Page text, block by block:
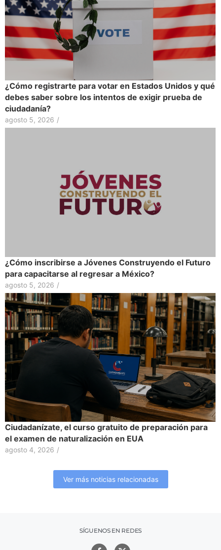
¿Cómo registrarte para votar en Estados Unidos y qué
debes saber sobre los intentos de exigir prueba de
ciudadanía?
agosto 5, 2026 /
¿Cómo inscribirse a Jóvenes Construyendo el Futuro
para capacitarse al regresar a México?
agosto 5, 2026 /
Ciudadanízate, el curso gratuito de preparación para
el examen de naturalización en EUA
agosto 4, 2026 /
Ver más noticias relacionadas
SÍGUENOS EN REDES